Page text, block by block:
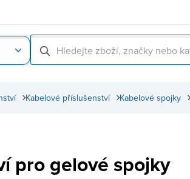
Kabelové spojky
Kabelové příslušenství
pro gelové spojky